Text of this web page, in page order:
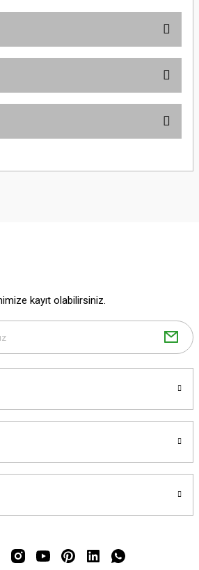
öneri formunu kullanarak tarafımıza
alternatifler olmalı.
kayıt olabilirsiniz.